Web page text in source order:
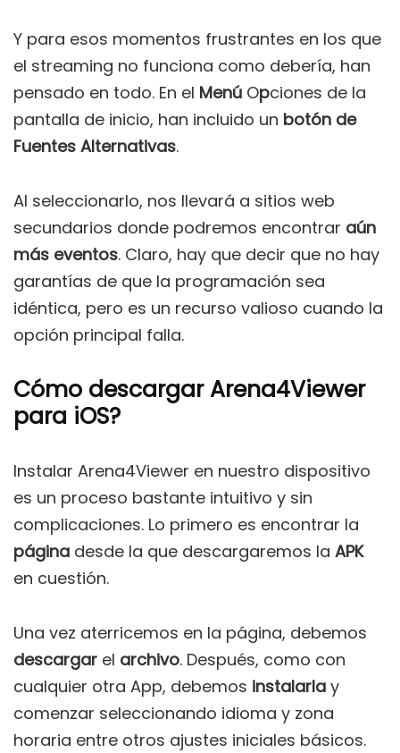
Y para esos momentos frustrantes en los que
el streaming no funciona como debería, han
pensado en todo. En el Menú Opciones de la
pantalla de inicio, han incluido un botón de
Fuentes Alternativas.
Al seleccionarlo, nos llevará a sitios web
secundarios donde podremos encontrar aún
más eventos. Claro, hay que decir que no hay
garantías de que la programación sea
idéntica, pero es un recurso valioso cuando la
opción principal falla.
Cómo descargar Arena4Viewer
para iOS?
Instalar Arena4Viewer en nuestro dispositivo
es un proceso bastante intuitivo y sin
complicaciones. Lo primero es encontrar la
página desde la que descargaremos la APK
en cuestión.
Una vez aterricemos en la página, debemos
descargar el archivo. Después, como con
cualquier otra App, debemos instalarla y
comenzar seleccionando idioma y zona
horaria entre otros ajustes iniciales básicos.